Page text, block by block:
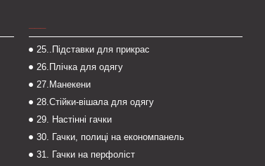
25..Підставки для прикрас
26.Плічка для одягу
27.Манекени
28.Стійки-вішала для одягу
29. Настінні гачки
30. Гачки, полиці на економпанель
31. Гачки на перфоліст